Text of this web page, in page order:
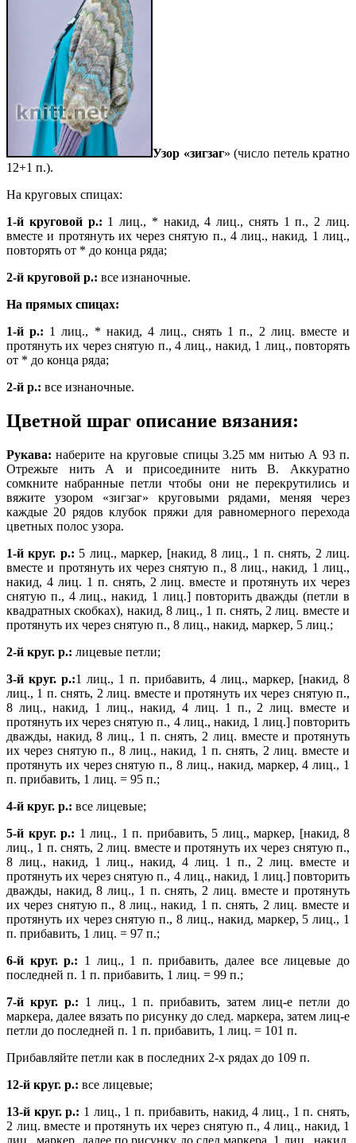
Узор «зигзаг» (число петель кратно
12+1 п.).
На круговых спицах:
1-й круговой р.: 1 лиц., * накид, 4 лиц., снять 1 п., 2 лиц.
вместе и протянуть их через снятую п., 4 лиц., накид, 1 лиц.,
повторять от * до конца ряда;
2-й круговой р.: все изнаночные.
На прямых спицах:
1-й р.: 1 лиц., * накид, 4 лиц., снять 1 п., 2 лиц. вместе и
протянуть их через снятую п., 4 лиц., накид, 1 лиц., повторять
от * до конца ряда;
2-й р.: все изнаночные.
Цветной шраг описание вязания:
Рукава: наберите на круговые спицы 3.25 мм нитью А 93 п.
Отрежьте нить А и присоедините нить В. Аккуратно
сомкните набранные петли чтобы они не перекрутились и
вяжите узором «зигзаг» круговыми рядами, меняя через
каждые 20 рядов клубок пряжи для равномерного перехода
цветных полос узора.
1-й круг. р.: 5 лиц., маркер, [накид, 8 лиц., 1 п. снять, 2 лиц.
вместе и протянуть их через снятую п., 8 лиц., накид, 1 лиц.,
накид, 4 лиц. 1 п. снять, 2 лиц. вместе и протянуть их через
снятую п., 4 лиц., накид, 1 лиц.] повторить дважды (петли в
квадратных скобках), накид, 8 лиц., 1 п. снять, 2 лиц. вместе и
протянуть их через снятую п., 8 лиц., накид, маркер, 5 лиц.;
2-й круг. р.: лицевые петли;
3-й круг. р.:1 лиц., 1 п. прибавить, 4 лиц., маркер, [накид, 8
лиц., 1 п. снять, 2 лиц. вместе и протянуть их через снятую п.,
8 лиц., накид, 1 лиц., накид, 4 лиц. 1 п., 2 лиц. вместе и
протянуть их через снятую п., 4 лиц., накид, 1 лиц.] повторить
дважды, накид, 8 лиц., 1 п. снять, 2 лиц. вместе и протянуть
их через снятую п., 8 лиц., накид, 1 п. снять, 2 лиц. вместе и
протянуть их через снятую п., 8 лиц., накид, маркер, 4 лиц., 1
п. прибавить, 1 лиц. = 95 п.;
4-й круг. р.: все лицевые;
5-й круг. р.: 1 лиц., 1 п. прибавить, 5 лиц., маркер, [накид, 8
лиц., 1 п. снять, 2 лиц. вместе и протянуть их через снятую п.,
8 лиц., накид, 1 лиц., накид, 4 лиц. 1 п., 2 лиц. вместе и
протянуть их через снятую п., 4 лиц., накид, 1 лиц.] повторить
дважды, накид, 8 лиц., 1 п. снять, 2 лиц. вместе и протянуть
их через снятую п., 8 лиц., накид, 1 п. снять, 2 лиц. вместе и
протянуть их через снятую п., 8 лиц., накид, маркер, 5 лиц., 1
п. прибавить, 1 лиц. = 97 п.;
6-й круг. р.: 1 лиц., 1 п. прибавить, далее все лицевые до
последней п. 1 п. прибавить, 1 лиц. = 99 п.;
7-й круг. р.: 1 лиц., 1 п. прибавить, затем лиц-е петли до
маркера, далее вязать по рисунку до след. маркера, затем лиц-е
петли до последней п. 1 п. прибавить, 1 лиц. = 101 п.
Прибавляйте петли как в последних 2-х рядах до 109 п.
12-й круг. р.: все лицевые;
13-й круг. р.: 1 лиц., 1 п. прибавить, накид, 4 лиц., 1 п. снять,
2 лиц. вместе и протянуть их через снятую п., 4 лиц., накид, 1
лиц., маркер, далее по рисунку до след маркера, 1 лиц., накид,